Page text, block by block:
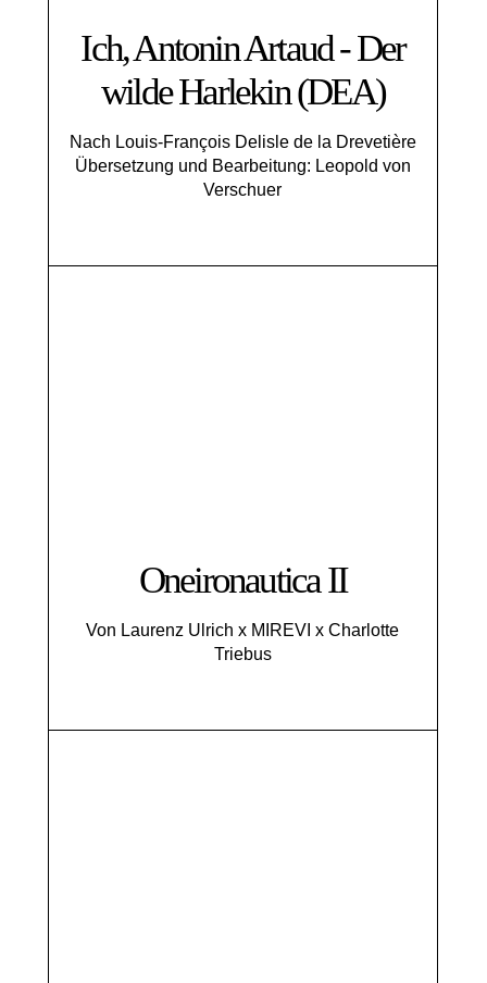
Ich, Antonin Artaud - Der
wilde Harlekin (DEA)
Nach Louis-François Delisle de la Drevetière
Übersetzung und Bearbeitung: Leopold von
Verschuer
Oneironautica II
Von Laurenz Ulrich x MIREVI x Charlotte
Triebus